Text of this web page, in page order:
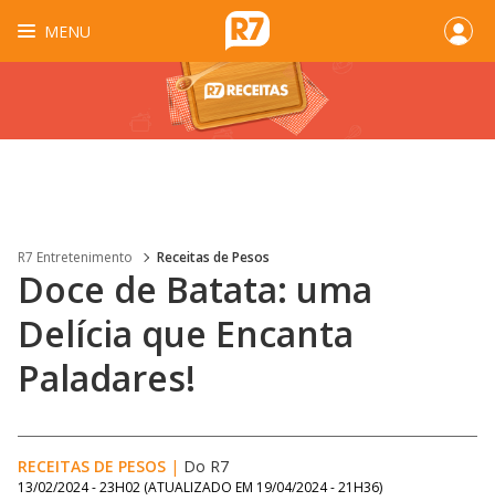
MENU
R7 Entretenimento Receitas de Pesos
Doce de Batata: uma
Delícia que Encanta
Paladares!
RECEITAS DE PESOS | Do R7
13/02/2024 - 23H02 (ATUALIZADO EM 19/04/2024 - 21H36)